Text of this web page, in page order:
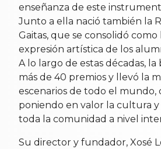
enseñanza de este
Junto a ella nació también la
Gaitas, que se consolidó como
expresión artística de los
A lo largo de estas décadas,
más de 40 premios y llevó la
escenarios de todo el
poniendo en valor la cultura y
toda la comunidad a nivel
Su director y fundador, Xosé